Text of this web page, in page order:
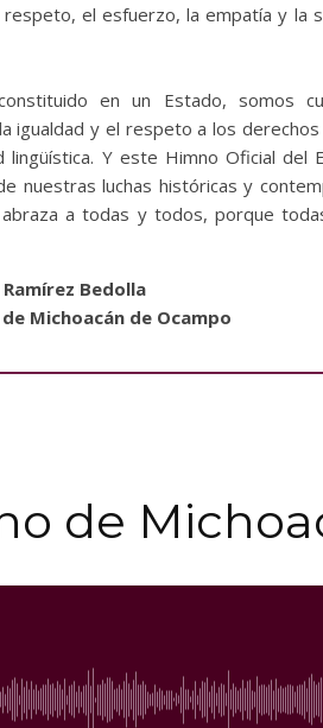
el esfuerzo, la empatía y la
en un Estado, somos
igualdad y el respeto a los derechos
Y este Himno Oficial del
nuestras luchas históricas y
a todas y todos, porque
Bedolla
Michoacán de Ocampo
de